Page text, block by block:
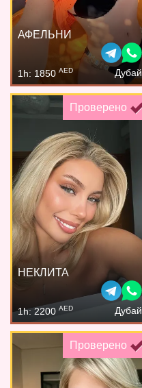
АФЕЛЬНИ
1h: 1850 AED Дубай
Проверено
НЕКЛИТА
1h: 2200 AED Дубай
Проверено